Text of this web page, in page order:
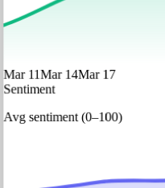
Mar 11Mar 14Mar 17
Sentiment
Avg sentiment (0–100)